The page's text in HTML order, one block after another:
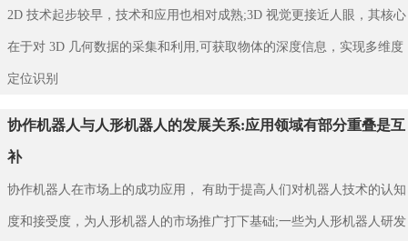
2D 技术起步较早，技术和应用也相对成熟;3D 视觉更接近人眼，其核心
在于对 3D 几何数据的采集和利用,可获取物体的深度信息，实现多维度
定位识别
协作机器人与人形机器人的发展关系:应用领域有部分重叠是互
补
协作机器人在市场上的成功应用， 有助于提高人们对机器人技术的认知
度和接受度，为人形机器人的市场推广打下基础;一些为人形机器人研发